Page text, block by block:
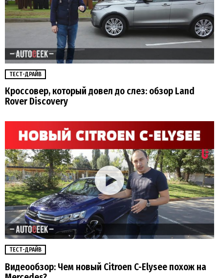
ТЕСТ-ДРАЙВ
Кроссовер, который довел до слез: обзор Land
Rover Discovery
ТЕСТ-ДРАЙВ
Видеообзор: Чем новый Citroen C-Elysee похож на